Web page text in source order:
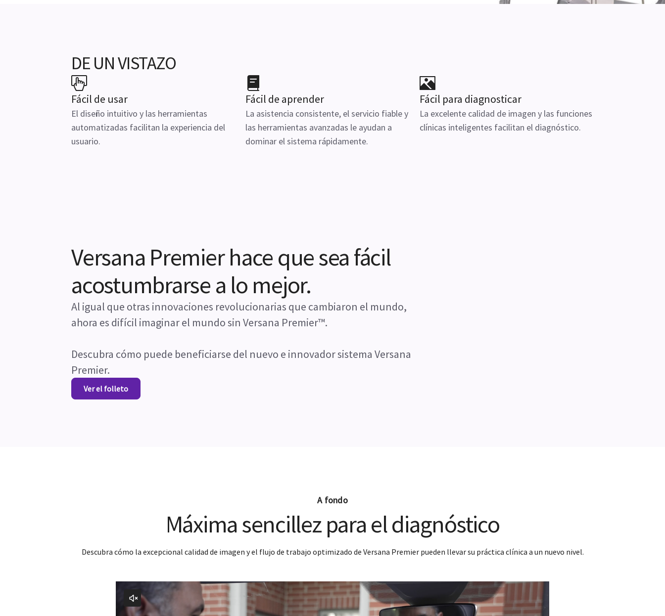
DE UN VISTAZO
Fácil de usar
El diseño intuitivo y las herramientas
automatizadas facilitan la experiencia del
usuario.
Fácil de aprender
La asistencia consistente, el servicio fiable y
las herramientas avanzadas le ayudan a
dominar el sistema rápidamente.
Fácil para diagnosticar
La excelente calidad de imagen y las funciones
clínicas inteligentes facilitan el diagnóstico.
Versana Premier hace que sea fácil
acostumbrarse a lo mejor.
Al igual que otras innovaciones revolucionarias que cambiaron el mundo,
ahora es difícil imaginar el mundo sin Versana Premier™.
Descubra cómo puede beneficiarse del nuevo e innovador sistema Versana
Premier.
Ver el folleto
A fondo
Máxima sencillez para el diagnóstico
Descubra cómo la excepcional calidad de imagen y el flujo de trabajo optimizado de Versana Premier pueden llevar su práctica clínica a un nuevo nivel.